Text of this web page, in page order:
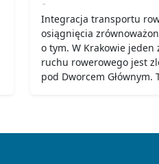
Integracja transportu
osiągnięcia
o tym. W Krakowie
ruchu rowerowego jest
pod Dworcem